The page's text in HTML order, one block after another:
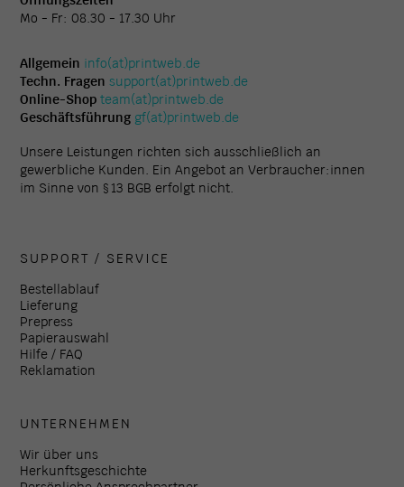
Mo - Fr: 08.30 - 17.30 Uhr
Allgemein info(at)printweb.de
Techn. Fragen support(at)printweb.de
Online-Shop team(at)printweb.de
Geschäftsführung gf(at)printweb.de
Unsere Leistungen richten sich ausschließlich an
gewerbliche Kunden. Ein Angebot an Verbraucher:innen
im Sinne von § 13 BGB erfolgt nicht.
SUPPORT / SERVICE
Bestellablauf
Lieferung
Prepress
Papierauswahl
Hilfe / FAQ
Reklamation
UNTERNEHMEN
Wir über uns
Herkunftsgeschichte